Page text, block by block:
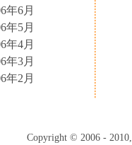
年6月
年5月
年4月
年3月
年2月
Copyright © 2006 -